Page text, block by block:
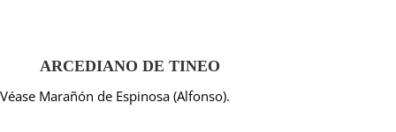
ARCEDIANO DE TINEO
Véase Marañón de Espinosa (Alfonso).